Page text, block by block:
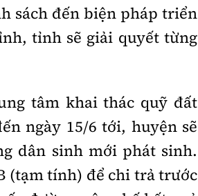
sách đến biện pháp triển
tỉnh sẽ giải quyết từng
tâm khai thác quỹ đất
ngày 15/6 tới, huyện sẽ
dân sinh mới phát sinh.
(tạm tính) để chi trả trước